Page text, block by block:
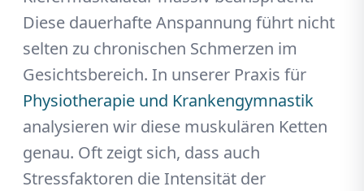
Diese dauerhafte Anspannung führt nicht
selten zu chronischen Schmerzen im
Gesichtsbereich. In unserer Praxis für
Physiotherapie und Krankengymnastik
analysieren wir diese muskulären Ketten
genau. Oft zeigt sich, dass auch
Stressfaktoren die Intensität der